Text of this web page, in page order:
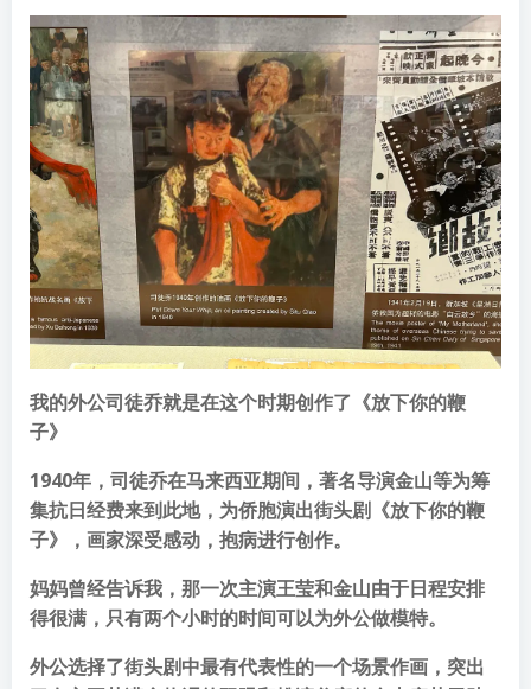
我的外公司徒乔就是在这个时期创作了《放下你的鞭
子》
1940年，司徒乔在马来西亚期间，著名导演金山等为筹
集抗日经费来到此地，为侨胞演出街头剧《放下你的鞭
子》，画家深受感动，抱病进行创作。
妈妈曾经告诉我，那一次主演王莹和金山由于日程安排
得很满，只有两个小时的时间可以为外公做模特。
外公选择了街头剧中最有代表性的一个场景作画，突出